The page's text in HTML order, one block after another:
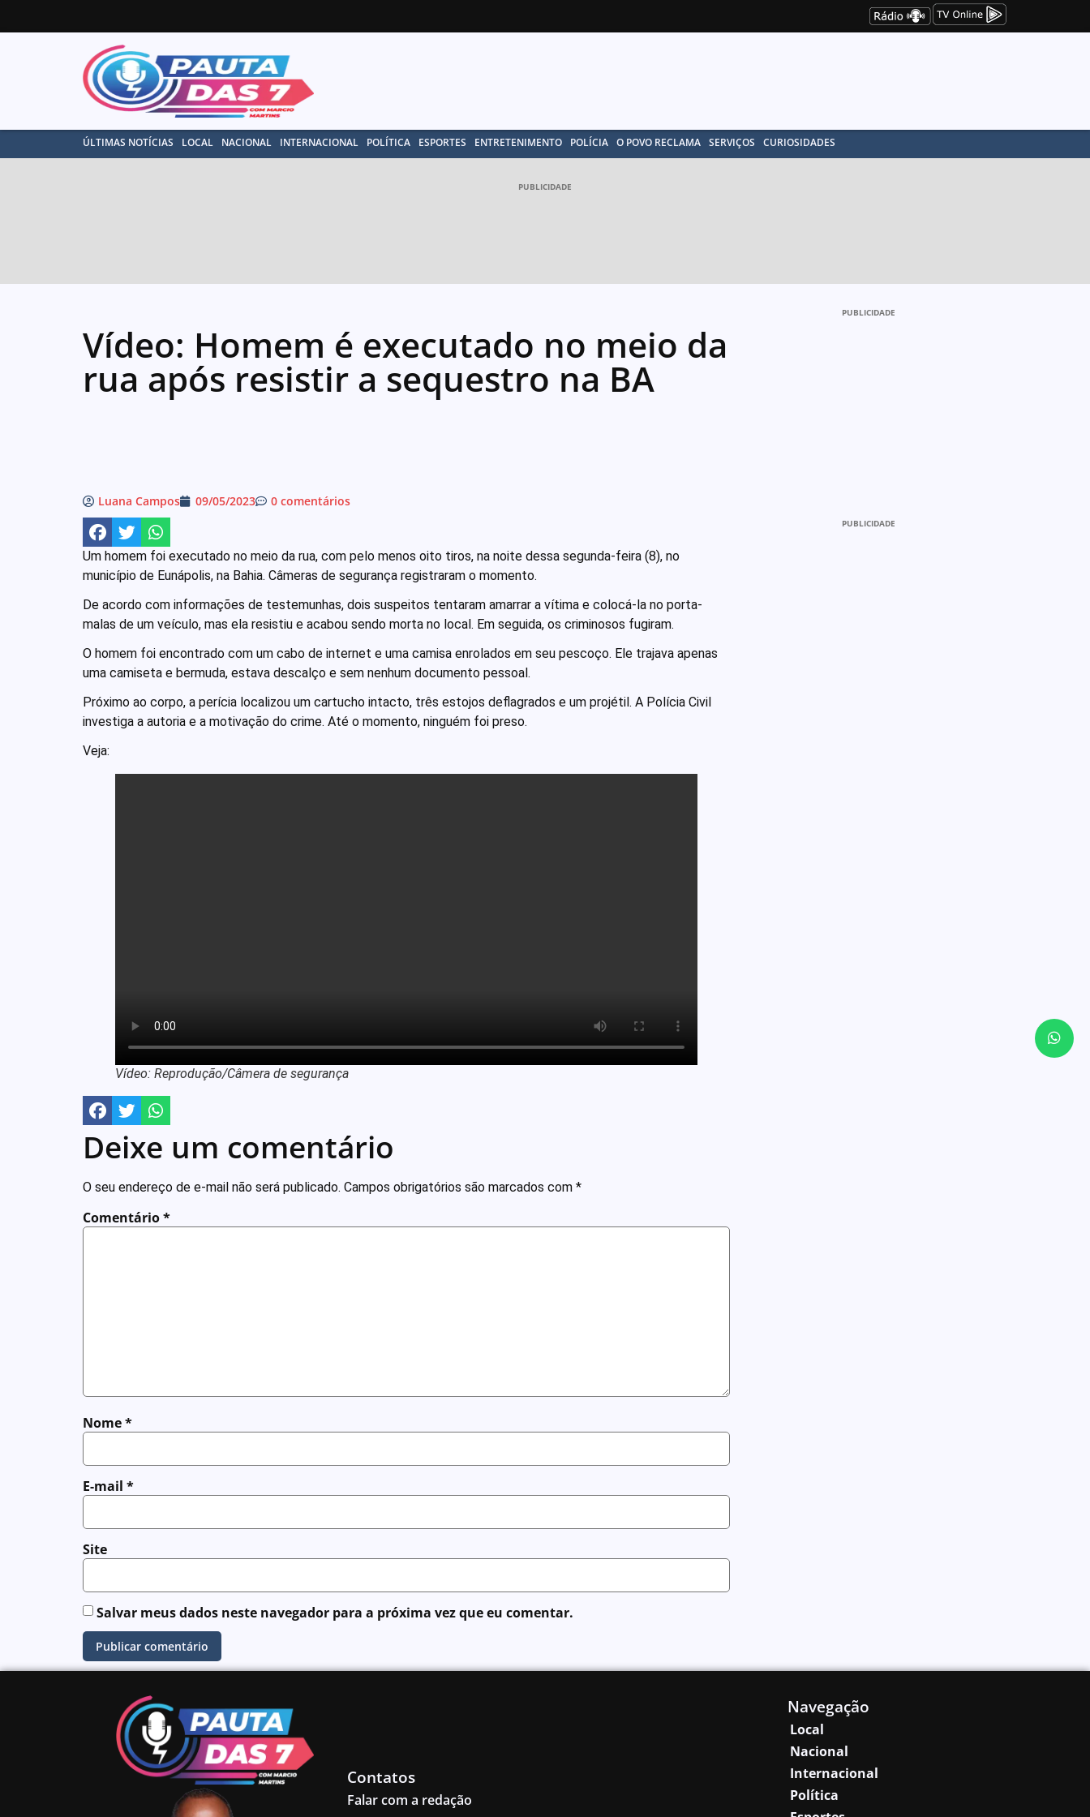
ÚLTIMAS NOTÍCIAS LOCAL NACIONAL INTERNACIONAL POLÍTICA ESPORTES ENTRETENIMENTO POLÍCIA O POVO RECLAMA SERVIÇOS CURIOSIDADES
PUBLICIDADE
Vídeo: Homem é executado no meio da
rua após resistir a sequestro na BA
Luana Campos 09/05/2023 0 comentários
Um homem foi executado no meio da rua, com pelo menos oito tiros, na noite dessa segunda-feira (8), no
município de Eunápolis, na Bahia. Câmeras de segurança registraram o momento.
De acordo com informações de testemunhas, dois suspeitos tentaram amarrar a vítima e colocá-la no porta-
malas de um veículo, mas ela resistiu e acabou sendo morta no local. Em seguida, os criminosos fugiram.
O homem foi encontrado com um cabo de internet e uma camisa enrolados em seu pescoço. Ele trajava apenas
uma camiseta e bermuda, estava descalço e sem nenhum documento pessoal.
Próximo ao corpo, a perícia localizou um cartucho intacto, três estojos deflagrados e um projétil. A Polícia Civil
investiga a autoria e a motivação do crime. Até o momento, ninguém foi preso.
Veja:
Vídeo: Reprodução/Câmera de segurança
Deixe um comentário
O seu endereço de e-mail não será publicado. Campos obrigatórios são marcados com *
Comentário*
Nome*
E-mail *
Site
Salvar meus dados neste navegador para a próxima vez que eu comentar.
PUBLICIDADE
PUBLICIDADE
Contatos
Falar com a redação
Navegação
Local
Nacional
Internacional
Política